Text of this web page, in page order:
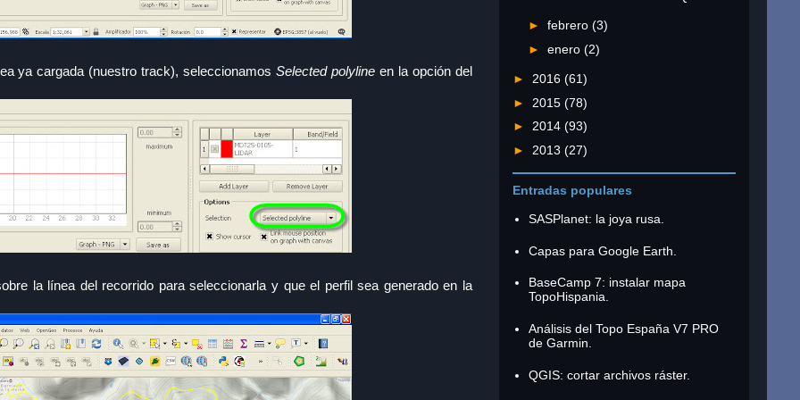
ya cargada (nuestro track), seleccionamosSelected polyline en la opción del
la línea del recorrido para seleccionarla y que el perfil sea generado en la
► febrero (3)
► enero (2)
► 2016 (61)
► 2015 (78)
► 2014 (93)
► 2013 (27)
Entradas populares
SASPlanet: la joya rusa.
Capas para Google Earth.
BaseCamp 7: instalar mapa
TopoHispania.
Análisis del Topo España V7 PRO
de Garmin.
QGIS: cortar archivos ráster.